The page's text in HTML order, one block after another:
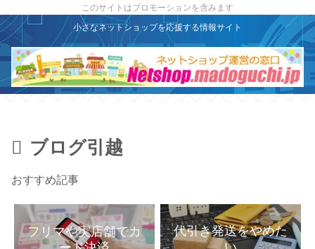
このサイトはプロモーションを含みます
小さなネットショップを応援する情報サイト
ブログ引越
おすすめ記事
フリマや実店舗でカ
ード決済
代引き発送をやめた
い